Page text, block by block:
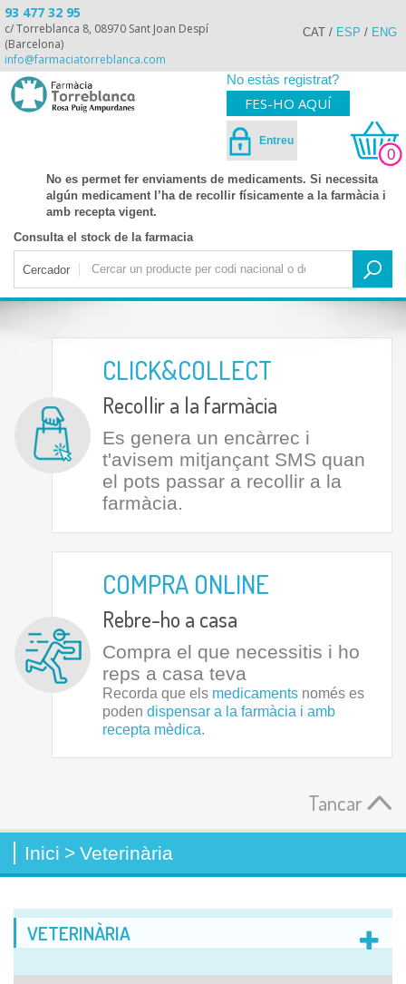
93 477 32 95
c/ Torreblanca 8, 08970 Sant Joan Despí
(Barcelona)
info@farmaciatorreblanca.com
CAT / ESP / ENG
No estàs registrat?
FES-HO AQUÍ
Entreu
0
No es permet fer enviaments de medicaments. Si necessita
algún medicament l’ha de recollir físicamente a la farmàcia i
amb recepta vigent.
Consulta el stock de la farmacia
Cercador
CLICK&COLLECT
Recollir a la farmàcia
Es genera un encàrrec i
t'avisem mitjançant SMS quan
el pots passar a recollir a la
farmàcia.
COMPRA ONLINE
Rebre-ho a casa
Compra el que necessitis i ho
reps a casa teva
Recorda que els medicaments només es
poden dispensar a la farmàcia i amb
recepta mèdica.
Tancar
Inici > Veterinària
VETERINÀRIA